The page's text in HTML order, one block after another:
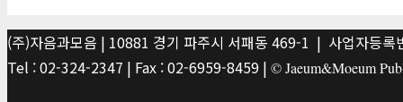
(주)자음과모음 | 10881 경기 파주시 서패동 469-1 | 사업자등
Tel : 02-324-2347 | Fax : 02-6959-8459 | © Jaeum&Moeum